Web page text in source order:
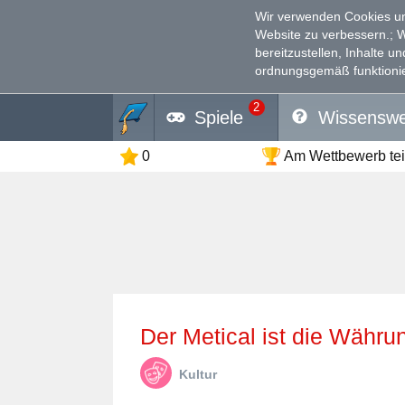
Wir verwenden Cookies
Website zu verbessern. ;
bereitzustellen, Inhalte
ordnungsgemäß
Spiele
2
0 Am Wettbewerb
Der Metical ist die
Kultur